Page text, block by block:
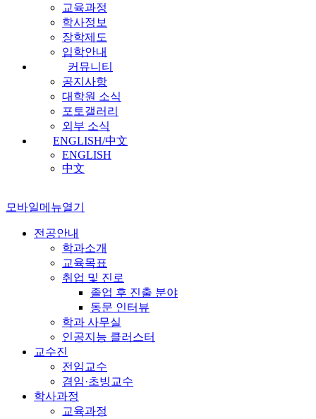
교육과정
학사정보
장학제도
입학안내
커뮤니티
공지사항
대학원 소식
포토갤러리
외부 소식
ENGLISH/中文
ENGLISH
中文
모바일메뉴열기
전공안내
학과소개
교육목표
취업 및 진로
졸업 후 진출 분야
동문 인터뷰
학과 사무실
인공지능 클러스터
교수진
전임교수
겸임·초빙교수
학사과정
교육과정